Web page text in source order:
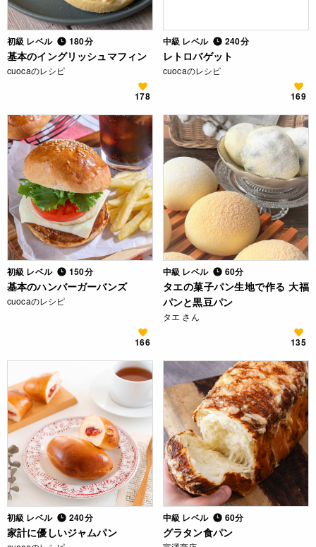
初級 レベル 180分
基本のイングリッシュマフィン
cuocaのレシピ
178
中級 レベル 240分
レトロバゲット
cuocaのレシピ
169
初級 レベル 150分
基本のハンバーガーバンズ
cuocaのレシピ
166
中級 レベル 60分
タエの菓子パン生地で作る 大福
パンと黒豆パン
タエ さん
135
初級 レベル 240分
家計に優しいジャムパン
中級 レベル 60分
グラタン食パン